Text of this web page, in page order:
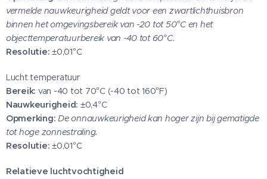
vermelde nauwkeurigheid geldt voor een zwartlichthuisbron
binnen het omgevingsbereik van -20 tot 50°C en het
objecttemperatuurbereik van -40 tot 60°C.
Resolutie: ±0,01°C
Lucht temperatuur
Bereik: van -40 tot 70°C (-40 tot 160°F)
Nauwkeurigheid: ±0,4°C
Opmerking:De onnauwkeurigheid kan hoger zijn bij gematigde
tot hoge zonnestraling.
Resolutie: ±0,01°C
Relatieve luchtvochtigheid